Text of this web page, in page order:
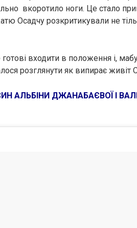
вкоротило ноги. Це стало
Осадчу розкритикували не
входити в положення і,
розглянути як випирає живіт
АЛЬБІНИ ДЖАНАБАЄВОЇ І